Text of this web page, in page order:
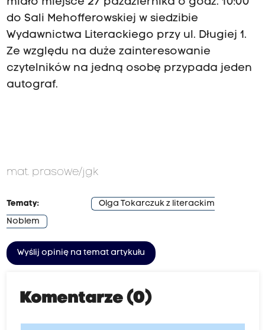
do Sali Mehofferowskiej w siedzibie
Wydawnictwa Literackiego przy ul. Długiej 1.
Ze względu na duże zainteresowanie
czytelników na jedną osobę przypada jeden
autograf.
mat. prasowe/jgk
Tematy:
Olga Tokarczuk z literackim
Noblem
Wyślij opinię na temat artykułu
Komentarze (0)